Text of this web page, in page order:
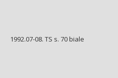
1992.07-08. TS s. 70 biale